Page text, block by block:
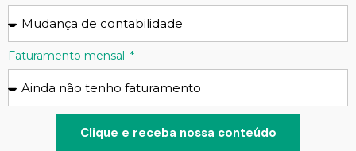
Faturamento mensal
Clique e receba nossa conteúdo